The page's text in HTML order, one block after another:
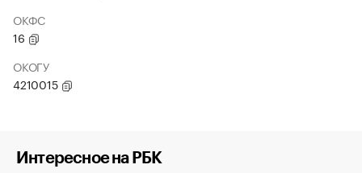
ОКФС
16
ОКОГУ
4210015
Интересное на РБК